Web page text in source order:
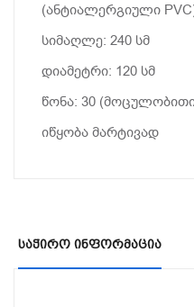
(ანტიალერგიული
სიმაღლე: 240 სმ
დიამეტრი: 120 სმ
წონა: 30
იწყობა მარტივად
Საჭირო Ინფორმაცია